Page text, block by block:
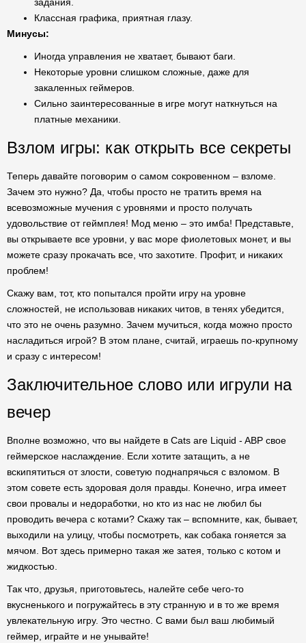
Классная графика, приятная глазу.
Минусы:
Иногда управления не хватает, бывают баги.
Некоторые уровни слишком сложные, даже для
закаленных геймеров.
Сильно заинтересованные в игре могут наткнуться на
платные механики.
Взлом игры: как открыть все секреты
Теперь давайте поговорим о самом сокровенном – взломе.
Зачем это нужно? Да, чтобы просто не тратить время на
всевозможные мучения с уровнями и просто получать
удовольствие от геймплея! Мод меню – это имба! Представьте,
вы открываете все уровни, у вас море фиолетовых монет, и вы
можете сразу прокачать все, что захотите. Профит, и никаких
проблем!
Скажу вам, тот, кто попытался пройти игру на уровне
сложностей, не использовав никаких читов, в тенях убедится,
что это не очень разумно. Зачем мучиться, когда можно просто
насладиться игрой? В этом плане, считай, играешь по-крупному
и сразу с интересом!
Заключительное слово или игрули на
вечер
Вполне возможно, что вы найдете в Cats are Liquid - ABP свое
геймерское наслаждение. Если хотите затащить, а не
вскипятиться от злости, советую поднапрячься с взломом. В
этом совете есть здоровая доля правды. Конечно, игра имеет
свои провалы и недоработки, но кто из нас не любил бы
проводить вечера с котами? Скажу так – вспомните, как, бывает,
выходили на улицу, чтобы посмотреть, как собака гоняется за
мячом. Вот здесь примерно такая же затея, только с котом и
жидкостью.
Так что, друзья, приготовьтесь, налейте себе чего-то
вкусненького и погружайтесь в эту странную и в то же время
увлекательную игру. Это честно. С вами был ваш любимый
геймер, играйте и не унывайте!